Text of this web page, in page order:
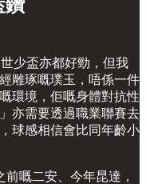
鑽
少盃亦都好勁，但我
雕琢嘅璞玉，唔係一件
環境，佢嘅身體對抗性
亦需要透過職業聯賽去
球感相信會比同年齡小
嘅二安、今年昆達，